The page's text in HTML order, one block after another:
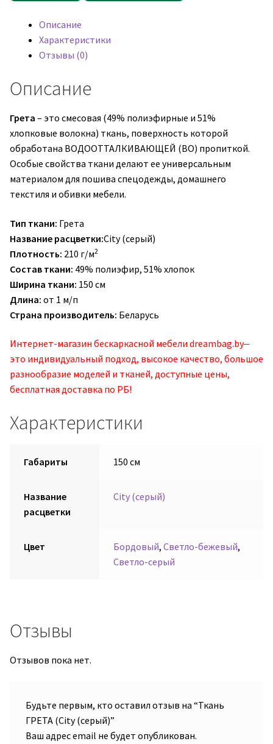
(серый)Описание
Характеристики
Отзывы (0)
Описание
Грета – это смесовая (49% полиэфирные и 51%
хлопковые волокна) ткань, поверхность которой
обработана ВОДООТТАЛКИВАЮЩЕЙ (ВО) пропиткой.
Особые свойства ткани делают ее универсальным
материалом для пошива спецодежды, домашнего
текстиля и обивки мебели.
Тип ткани: Грета
Название расцветки:City (серый)
Плотность: 210 г/м2
Состав ткани: 49% полиэфир, 51% хлопок
Ширина ткани: 150 см
Длина: от 1 м/п
Страна производитель: Беларусь
Интернет-магазин бескаркасной мебели dreambag.by‒
это индивидуальный подход, высокое качество, большое
разнообразие моделей и тканей, доступные цены,
бесплатная доставка по РБ!
Характеристики
Габариты 150 см
Название
расцветки
City (серый)
Цвет Бордовый, Светло-бежевый,
Светло-серый
Отзывы
Отзывов пока нет.
Будьте первым, кто оставил отзыв на “Ткань
ГРЕТА (City (серый)”
Ваш адрес email не будет опубликован.